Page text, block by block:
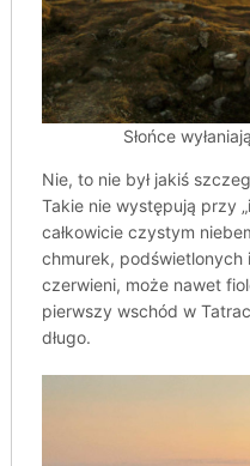
Słońce
Nie, to nie był jakiś
Takie nie występują przy
całkowicie czystym
chmurek, podświetlonych
czerwieni, może nawet
pierwszy wschód w
długo.